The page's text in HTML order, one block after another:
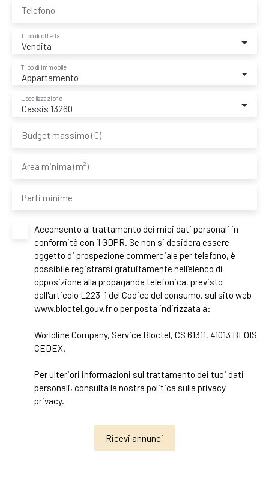
Telefono
Vendita
Tipo di offerta
Appartamento
Tipo di immobile
Cassis 13260
Localizzazione
Budget massimo (€)
Area minima (m²)
Parti minime
Acconsento al trattamento dei miei dati personali in
conformità con il GDPR. Se non si desidera essere
oggetto di prospezione commerciale per telefono, è
possibile registrarsi gratuitamente nell'elenco di
opposizione alla propaganda telefonica, previsto
dall'articolo L223-1 del Codice del consumo, sul sito web
www.bloctel.gouv.fr o per posta indirizzata a:
Worldline Company, Service Bloctel, CS 61311, 41013 BLOIS
CEDEX.
Per ulteriori informazioni sul trattamento dei tuoi dati
personali, consulta la nostra politica sulla privacy
privacy.
Ricevi annunci